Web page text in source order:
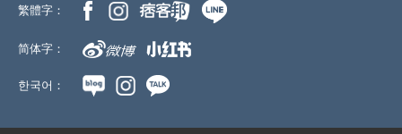
繁體字：
简体字：
한국어：